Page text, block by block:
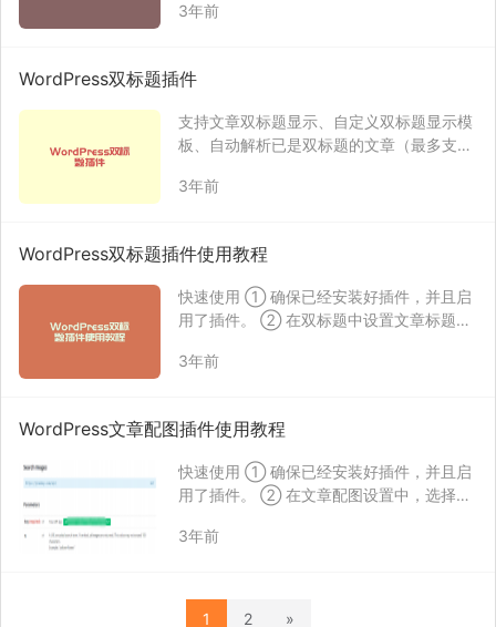
3年前
WordPress双标题插件
支持文章双标题显示、自定义双标题显示模
板、自动解析已是双标题的文章（最多支持
3年前
WordPress双标题插件使用教程
快速使用 ① 确保已经安装好插件，并且启
用了插件。 ② 在双标题中设置文章标题显
式，且与现在要显示的双标题格式不同，则
标题不…
3年前
WordPress文章配图插件使用教程
快速使用 ① 确保已经安装好插件，并且启
用了插件。 ② 在文章配图设置中，选择配
于插件被禁用。 背景颜色：使用指定的背景
缩…
3年前
1 2 »